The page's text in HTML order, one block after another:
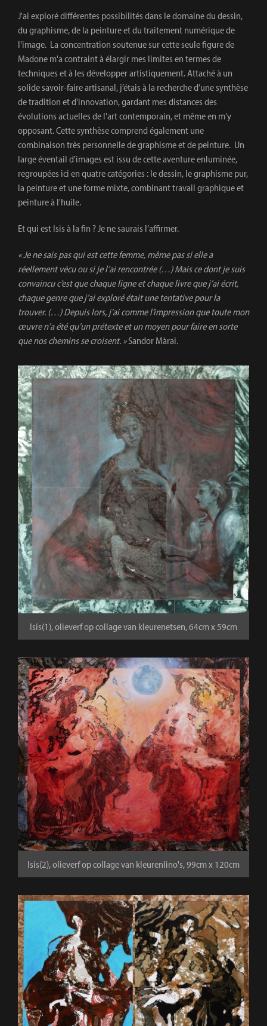
J'ai exploré différentes possibilités dans le domaine du dessin,
du graphisme, de la peinture et du traitement numérique de
l'image. La concentration soutenue sur cette seule figure de
Madone m'a contraint à élargir mes limites en termes de
techniques et à les développer artistiquement. Attaché à un
solide savoir-faire artisanal, j’étais à la recherche d’une synthèse
de tradition et d'innovation, gardant mes distances des
évolutions actuelles de l'art contemporain, et même en m’y
opposant. Cette synthèse comprend également une
combinaison très personnelle de graphisme et de peinture. Un
large éventail d'images est issu de cette aventure enluminée,
regroupées ici en quatre catégories : le dessin, le graphisme pur,
la peinture et une forme mixte, combinant travail graphique et
peinture à l'huile.
Et qui est Isis à la fin ? Je ne saurais l’affirmer.
« Je ne sais pas qui est cette femme, même pas si elle a
réellement vécu ou si je l’ai rencontrée (…) Mais ce dont je suis
convaincu c’est que chaque ligne et chaque livre que j’ai écrit,
chaque genre que j’ai exploré était une tentative pour la
trouver. (…) Depuis lors, j’ai comme l’impression que toute mon
œuvre n’a été qu’un prétexte et un moyen pour faire en sorte
que nos chemins se croisent. »Sandor Màrai.
Isis(1), olieverf op collage van kleurenetsen, 64cm x 59cm
Isis(2), olieverf op collage van kleurenlino's, 99cm x 120cm